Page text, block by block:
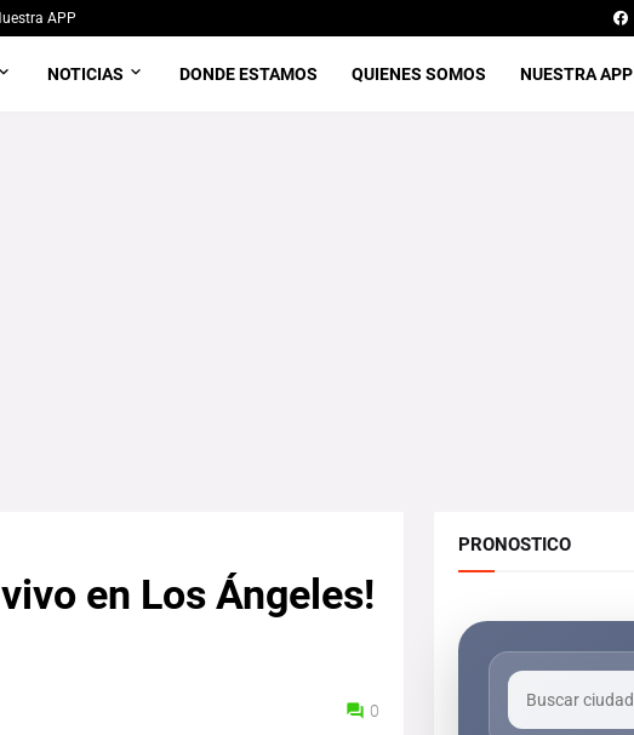
APP
NOTICIAS DONDE ESTAMOS QUIENES SOMOS NUESTRA APP
en Los Ángeles!
0
PRONOSTICO